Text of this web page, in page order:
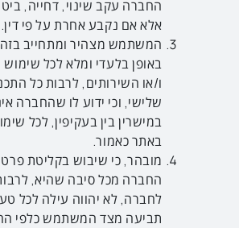
החברה עקב שינוי, דחייה,
אלא אם נקבע אחרת על פי דין.
המשתמש מצהיר ומתחייב
באופן בלעדי ומלא לכל
ו/או השירותים, לרבות כל
שלישי, וכי ידוע לו שהחברה
במישרין בין בעקיפין, לכל
באתר כאמור.
מובהר, כי שיבוש בקליטת
החברה מכל סיבה שהיא,
לחברה, לא יהווה עילה לכל
תביעה מצד המשתמש כלפי